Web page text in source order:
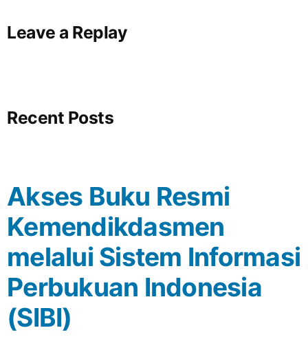
Leave a Replay
Recent Posts
Akses Buku Resmi
Kemendikdasmen
melalui Sistem Informasi
Perbukuan Indonesia
(SIBI)